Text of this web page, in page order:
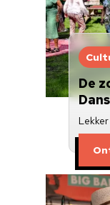
De